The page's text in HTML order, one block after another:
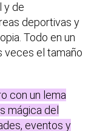
y de
deportivas y
Todo en un
veces el tamaño
con un lema
mágica del
eventos y